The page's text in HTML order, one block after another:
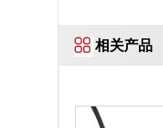
相关产品